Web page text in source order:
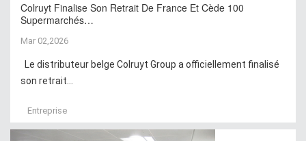
Colruyt Finalise Son Retrait De France Et Cède 100
Supermarchés…
Mar 02,2026
Le distributeur belge Colruyt Group a officiellement finalisé
son retrait...
Entreprise